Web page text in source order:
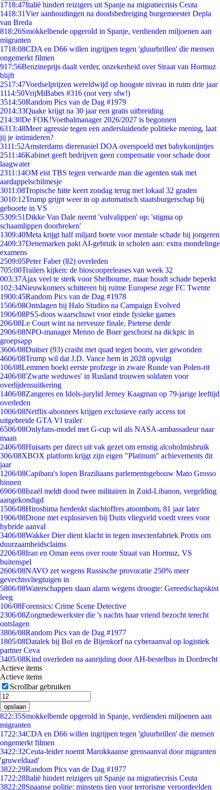
1718:47Italië hindert reizigers uit Spanje na migratiecrisis Ceuta
1418:31Vier aanhoudingen na doodsbedreiging burgemeester Depla
van Breda
818:26Smokkelbende opgerold in Spanje, verdienden miljoenen aan
migranten
1718:08CDA en D66 willen ingrijpen tegen 'gluurbrillen' die mensen
ongemerkt filmen
917:56Benzineprijs daalt verder, onzekerheid over Straat van Hormuz
blijft
2517:47Voedselprijzen wereldwijd op hoogste niveau in ruim drie jaar
1114:50VrijMiBabes #316 (not very sfw!)
3514:50Random Pics van de Dag #1979
2014:33Quake krijgt na 30 jaar een gratis uitbreiding
214:30De FOK!Voetbalmanager 2026/2027 is begonnen
6313:48Meer agressie tegen een andersluidende politieke mening, laat
jij je intimideren?
3111:52Amsterdams dierenasiel DOA overspoeld met babykonijntjes
2511:46Kabinet geeft bedrijven geen compensatie voor schade door
laagwater
2311:14OM eist TBS tegen verwarde man die agenten stak met
aardappelschilmesje
3011:08Tropische hitte keert zondag terug met lokaal 32 graden
3010:12Trump grijpt weer in op automatisch staatsburgerschap bij
geboorte in VS
5309:51Dikke Van Dale neemt 'vulvalippen' op: 'stigma op
schaamlippen doorbreken'
1309:40Meta krijgt half miljard boete voor mentale schade bij jongeren
2409:37Denemarken pakt AI-gebruik in scholen aan: extra mondelinge
examens
2509:05Peter Faber (82) overleden
705:00Trailers kijken: de bioscoopreleases van week 32
003:37Ajax veel te sterk voor Shelbourne, maar houdt schade beperkt
102:34Nieuwkomers schitteren bij ruime Europese zege FC Twente
1900:45Random Pics van de Dag #1978
1506/08Ontslagen bij Halo Studios na Campaign Evolved
1906/08PS5-doos waarschuwt voor einde fysieke games
206/08Le Court wint na nerveuze finale, Pieterse derde
2906/08NPO-manager Menno de Boer geschorst na dickpic in
groepsapp
3606/08Duitser (93) crasht met quad tegen boom, vier gewonden
4606/08Trump wil dat J.D. Vance hem in 2028 opvolgt
106/08Lemmen boekt eerste profzege in zware Ronde van Polen-rit
2406/08'Zwarte weduwes' in Rusland trouwen soldaten voor
overlijdensuitkering
1406/08Zangeres en Idols-jurylid Jerney Kaagman op 79-jarige leeftijd
overleden
1006/08Netflix-abonnees krijgen exclusieve early access tot
uitgebreide GTA VI trailer
6506/08Onlyfans-model met G-cup wil als NASA-ambassadeur naar
maan
2406/08Huisarts per direct uit vak gezet om ernstig alcoholmisbruik
306/08XBOX platform krijgt zijn eigen "Platinum" achievements dit
jaar
1206/08Capibara's lopen Braziliaans parlementsgebouw Mato Grosso
binnen
6906/08Israël meldt dood twee militairen in Zuid-Libanon, vergelding
aangekondigd
1506/08Hiroshima herdenkt slachtoffers atoombom, 81 jaar later
1906/08Drone met explosieven bij Duits vliegveld voedt vrees voor
hybride aanval
3406/08Wakker Dier dient klacht in tegen insectenfabriek Protix om
duurzaamheidsclaims
2206/08Iran en Oman eens over route Straat van Hormuz, VS
buitenspel
2606/08NAVO zet wegens Russische provocatie 250% meer
gevechtsvliegtuigen in
5806/08Waterschappen slaan alarm wegens droogte: Gereedschapskist
leeg
106/08Forensics: Crime Scene Detective
2306/08Zorgmedewerkster die 's nachts haar vriend bezocht terecht
ontslagen
3806/08Random Pics van de Dag #1977
1805/08Datalek bij Bol en de Bijenkorf na cyberaanval op logistiek
partner Ceva
3405/08Kind overleden na aanrijding door AH-bestelbus in Dordrecht
Actieve items
Actieve items
Scrollbar gebruiken
opslaan
822:35Smokkelbende opgerold in Spanje, verdienden miljoenen aan
migranten
1722:34CDA en D66 willen ingrijpen tegen 'gluurbrillen' die mensen
ongemerkt filmen
3422:32Ceuta-leider noemt Marokkaanse grensaanval door migranten
'gruweldaad'
3822:29Random Pics van de Dag #1977
1722:28Italië hindert reizigers uit Spanje na migratiecrisis Ceuta
3822:28Spaanse politie: minstens tien voor terrorisme veroordeelden